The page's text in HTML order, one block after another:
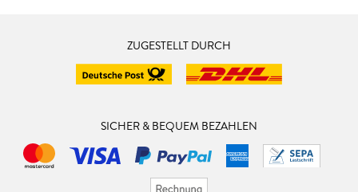
ZUGESTELLT DURCH
SICHER & BEQUEM BEZAHLEN